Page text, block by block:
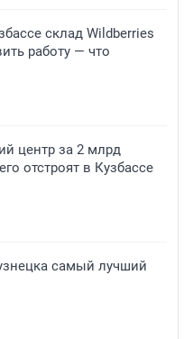
склад Wildberries
работу — что
центр за 2 млрд
отстроят в Кузбассе
самый лучший